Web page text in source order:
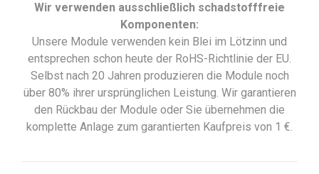
Wir verwenden ausschließlich schadstofffreie
Komponenten:
Unsere Module verwenden kein Blei im Lötzinn und
entsprechen schon heute der RoHS-Richtlinie der EU.
Selbst nach 20 Jahren produzieren die Module noch
über 80% ihrer ursprünglichen Leistung. Wir garantieren
den Rückbau der Module oder Sie übernehmen die
komplette Anlage zum garantierten Kaufpreis von 1 €.